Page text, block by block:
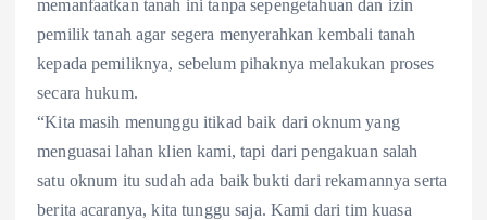
memanfaatkan tanah ini tanpa sepengetahuan dan izin
pemilik tanah agar segera menyerahkan kembali tanah
kepada pemiliknya, sebelum pihaknya melakukan proses
secara hukum.
“Kita masih menunggu itikad baik dari oknum yang
menguasai lahan klien kami, tapi dari pengakuan salah
satu oknum itu sudah ada baik bukti dari rekamannya serta
berita acaranya, kita tunggu saja. Kami dari tim kuasa